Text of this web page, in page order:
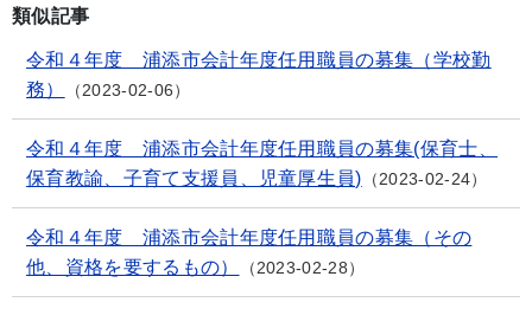
類似記事
令和４年度 浦添市会計年度任用職員の募集（学校勤
務）
2023-02-06
令和４年度 浦添市会計年度任用職員の募集(保育士、
保育教諭、子育て支援員、児童厚生員)
2023-02-24
令和４年度 浦添市会計年度任用職員の募集（その
他、資格を要するもの）
2023-02-28